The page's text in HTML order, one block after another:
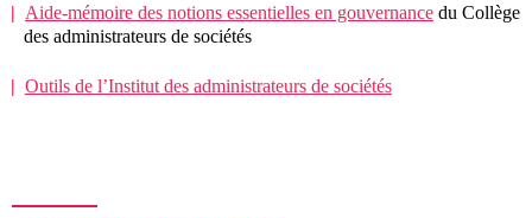
Aide-mémoire des notions essentielles en gouvernancedu Collège
des administrateurs de sociétés
Outils de l’Institut des administrateurs de sociétés